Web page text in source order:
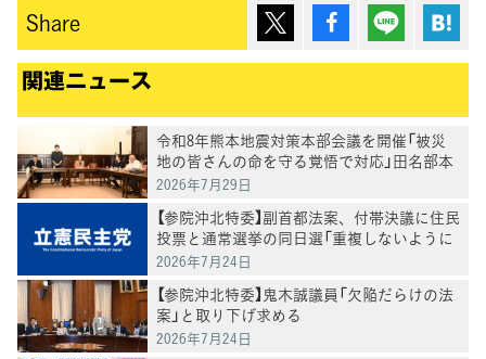
Share ポスト シェア Lineで送
関連ニュース
令和8年熊本地震対策本部会議を開催「被災
地の皆さんの命を守る覚悟で対応」田名部本
部長
2026年7月29日
【参院沖北特委】副首都法案、付帯決議に住民
投票と通常選挙の同日選「重複しないように
調整する」盛り込む
2026年7月24日
【参院沖北特委】鬼木誠議員「欠陥だらけの法
案」と取り下げ求める
2026年7月24日